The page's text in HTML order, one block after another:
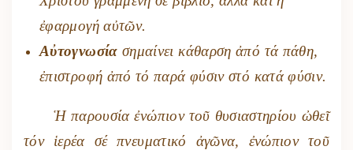
ἐφαρμογή αὐτῶν.
Αὐτογνωσία σημαίνει κάθαρση ἀπό τά πάθη,
ἐπιστροφή ἀπό τό παρά φύσιν στό κατά φύσιν.
Ἡ παρουσία ἐνώπιον τοῦ θυσιαστηρίου ὠθεῖ
τόν ἱερέα σέ πνευματικό ἀγῶνα, ἐνώπιον τοῦ